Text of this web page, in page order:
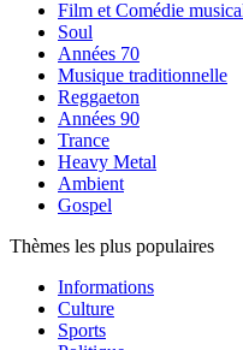
Film et Comédie
Soul
Années 70
Musique traditionnelle
Reggaeton
Années 90
Trance
Heavy Metal
Ambient
Gospel
Thèmes les plus populaires
Informations
Culture
Sports